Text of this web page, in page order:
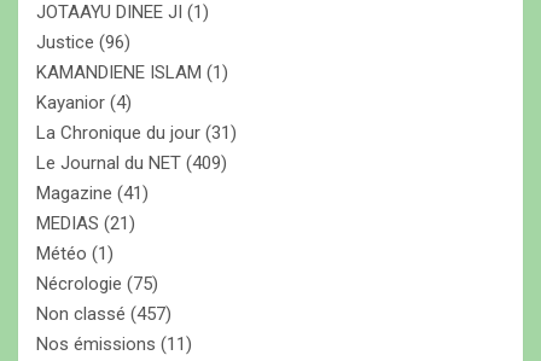
JOTAAYU DINEE JI (1)
Justice (96)
KAMANDIENE ISLAM (1)
Kayanior (4)
La Chronique du jour (31)
Le Journal du NET (409)
Magazine (41)
MEDIAS (21)
Météo (1)
Nécrologie (75)
Non classé (457)
Nos émissions (11)